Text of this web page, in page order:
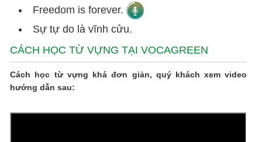
Freedom is forever.
Sự tự do là vĩnh cửu.
CÁCH HỌC TỪ VỰNG TẠI VOCAGREEN
Cách học từ vựng khá đơn giản, quý khách xem video
hướng dẫn sau: